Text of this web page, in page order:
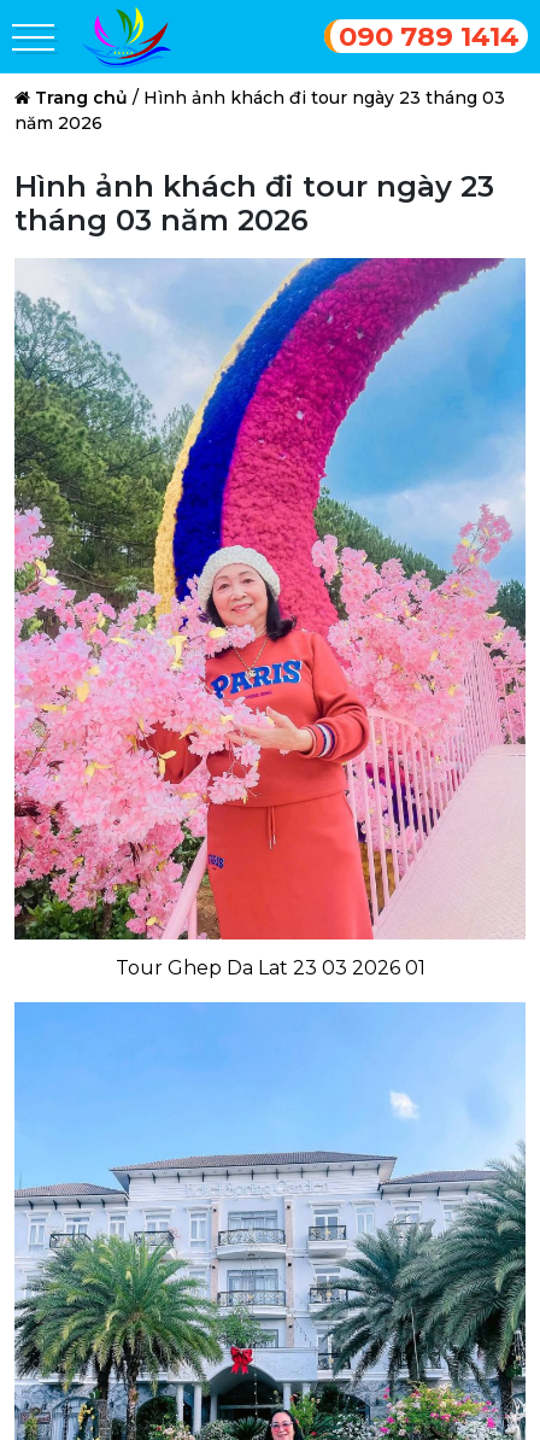
090 789 1414
Trang chủ / Hình ảnh khách đi tour ngày 23 tháng 03
năm 2026
Hình ảnh khách đi tour ngày 23
tháng 03 năm 2026
Tour Ghep Da Lat 23 03 2026 01